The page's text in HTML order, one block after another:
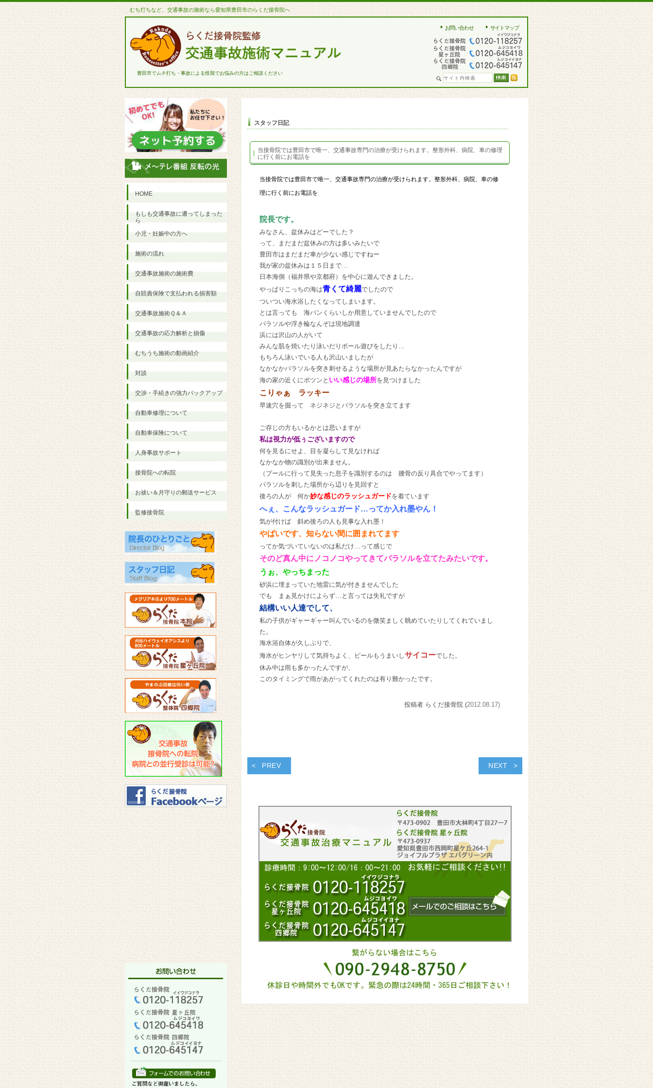
むち打ちなど、交通事故の施術なら愛知県豊田市のらくだ接骨院へ
豊田市でムチ打ち・事故による怪我でお悩みの方はご相談ください
お問い合わせ サイトマップ
スタッフ日記
当接骨院では豊田市で唯一、交通事故専門の治療が受けられます。整形外科、病院、車の修理
に行く前にお電話を
当接骨院では豊田市で唯一、交通事故専門の治療が受けられます。整形外科、病院、車の修
理に行く前にお電話を
院長です。
みなさん、盆休みはどーでした？
って、まだまだ盆休みの方は多いみたいで
豊田市はまだまだ車が少ない感じですねー
我が家の盆休みは１５日まで…
日本海側（福井県や京都府）を中心に遊んできました。
やっぱりこっちの海は青くて綺麗でしたので
ついつい海水浴したくなってしまいます。
とは言っても 海パンくらいしか用意していませんでしたので
パラソルや浮き輪なんぞは現地調達
浜には沢山の人がいて
みんな肌を焼いたり泳いだりボール遊びをしたり…
もちろん泳いでいる人も沢山いましたが
なかなかパラソルを突き刺せるような場所が見あたらなかったんですが
海の家の近くにポツンと いい感じの場所を見つけました
こりゃぁ ラッキー
早速穴を掘って ネジネジとパラソルを突き立てます
ご存じの方もいるかとは思いますが
私は視力が低ぅございますので
何を見るにせよ、目を凝らして見なければ
なかなか物の識別が出来ません。
（プールに行って見失った息子を識別するのは 腰骨の反り具合でやってます）
パラソルを刺した場所から辺りを見回すと
後ろの人が 何か妙な感じのラッシュガードを着ています
へぇ、こんなラッシュガード…ってか入れ墨やん！
気が付けば 斜め後ろの人も見事な入れ墨！
やばいです、知らない間に囲まれてます
ってか気づいていないのは私だけ…って感じで
そのど真ん中にノコノコやってきてパラソルを立てたみたいです。
うぉ、やっちまった
砂浜に埋まっていた地雷に気が付きませんでした
でも まぁ見かけによらず…と言っては失礼ですが
結構いい人達でして、
私の子供がギャーギャー叫んでいるのを微笑ましく眺めていたりしてくれていまし
た。
海水浴自体が久しぶりで、
海水がヒンヤリして気持ちよく、ビールもうまいしサイコーでした。
休み中は雨も多かったんですが、
このタイミングで雨があがってくれたのは有り難かったです。
投稿者 らくだ接骨院 (2012.08.17)
PREV NEXT
HOME
もしも交通事故に遭ってしまった
ら
小児・妊娠中の方へ
施術の流れ
交通事故施術の施術費
自賠責保険で支払われる損害額
交通事故施術Ｑ＆Ａ
交通事故の応力解析と損傷
むちうち施術の動画紹介
対談
交渉・手続きの強力バックアップ
自動車修理について
自動車保険について
人身事故サポート
接骨院への転院
お祓い＆月守りの郵送サービス
監修接骨院